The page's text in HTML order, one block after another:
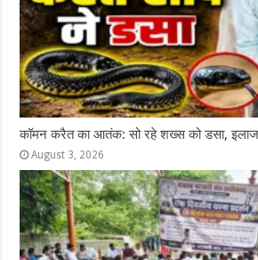
कॉमन करैत का आतंक: सो रहे शख्स को डसा,
August 3, 2026